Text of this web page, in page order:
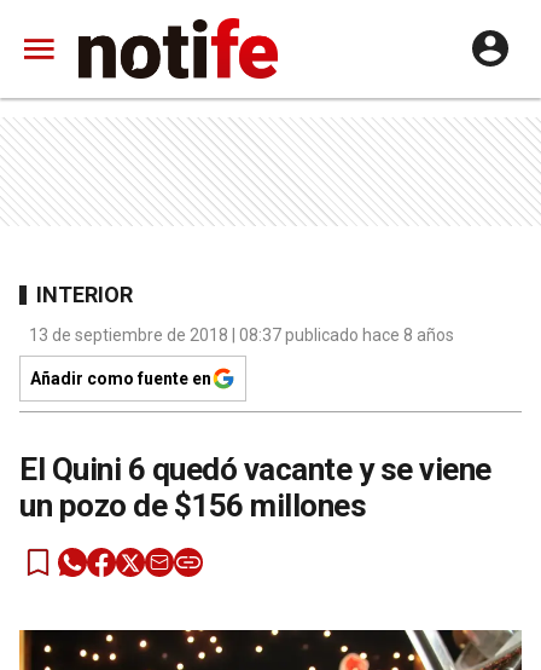
INTERIOR
13 de septiembre de 2018 | 08:37 publicado hace 8 años
Añadir como fuente en
El Quini 6 quedó vacante y se viene
un pozo de $156 millones